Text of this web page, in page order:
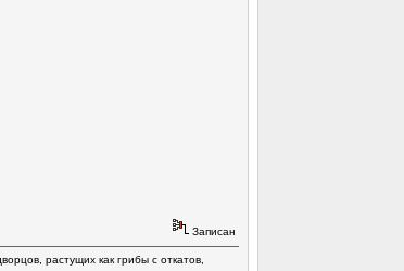
Записан
растущих как грибы с откатов,